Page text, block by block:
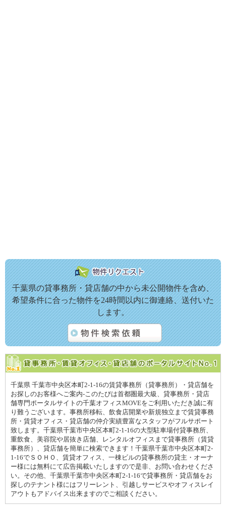
千葉県の貸事務所・貸店舗の中から未公開物件を含め、
希望条件に合った物件を24時間以内に御連絡、送付いた
します。
千葉県 千葉市中央区本町2-1-16の賃貸事務所（貸事務所）・貸店舗を
お探しのお客様へご案内-このたびは首都圏最大級、貸事務所・貸店
舗専門ポータルサイトの千葉オフィスMOVEをご利用いただき誠に有
り難うございます。事務所移転、飲食店開業や新規独立まで賃貸事務
所・賃貸オフィス・貸店舗の仲介実績豊富なスタッフがフルサポート
致します。千葉県千葉市中央区本町2-1-16の大型駐車場付貸事務所、
重飲食、美容院や居抜き店舗、レンタルオフィスまで貸事務所（賃貸
事務所）、貸店舗を簡単に検索できます！千葉県千葉市中央区本町2-
1-16でＳＯＨＯ、賃貸オフィス、一棟ビルの貸事務所の貸主・オーナ
ー様には無料にて広告掲載いたしますので是非、お問い合わせくださ
い。その他、千葉県千葉市中央区本町2-1-16で貸事務所・貸店舗をお
探しのテナント様にはフリーレント、引越しサービスやオフィスレイ
アウトもアドバイス出来ますのでご相談ください。